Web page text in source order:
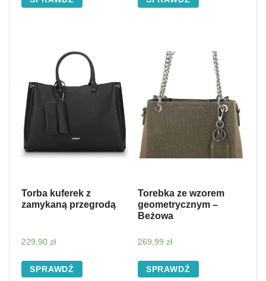
Torba kuferek z
zamykaną przegrodą
229,90 zł
SPRAWDŹ
Torebka ze wzorem
geometrycznym –
Beżowa
269,99 zł
SPRAWDŹ